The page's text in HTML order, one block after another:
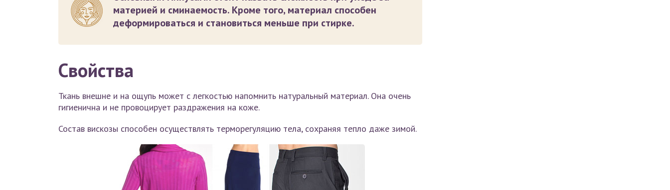
материей и сминаемость. Кроме того, материал способен
деформироваться и становиться меньше при стирке.
Свойства
Ткань внешне и на ощупь может с легкостью напомнить натуральный материал. Она очень
гигиенична и не провоцирует раздражения на коже.
Состав вискозы способен осуществлять терморегуляцию тела, сохраняя тепло даже зимой.